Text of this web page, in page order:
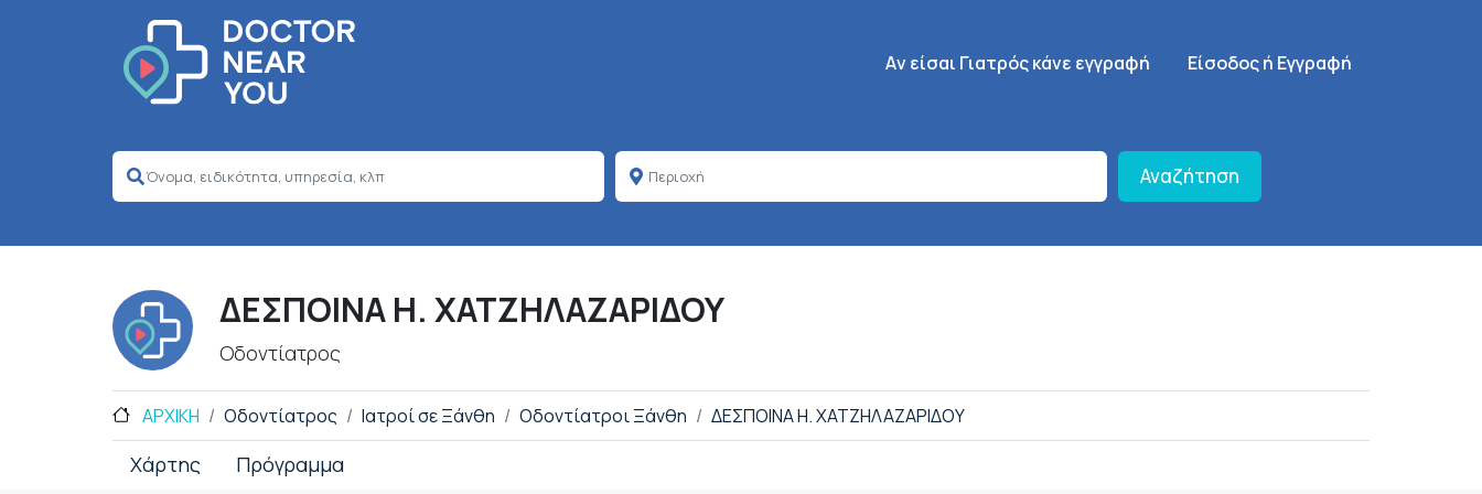
Κεντρική πλοήγηση
Aν είσαι Γιατρός κάνε εγγραφή SignUp Menu
Είσοδος ή Εγγραφή
Αναζήτηση
ΔΕΣΠΟΙΝΑ Η. ΧΑΤΖΗΛΑΖΑΡΙΔΟΥ
Οδοντίατρος
ΑΡΧΙΚΗ Οδοντίατρος Ιατροί σε Ξάνθη Οδοντίατροι Ξάνθη ΔΕΣΠΟΙΝΑ Η. ΧΑΤΖΗΛΑΖΑΡΙΔΟΥ
Χάρτης Πρόγραμμα